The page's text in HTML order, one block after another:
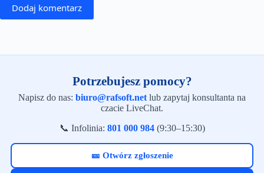
Dodaj komentarz
Potrzebujesz pomocy?
Napisz do nas: biuro@rafsoft.net lub zapytaj konsultanta na
czacie LiveChat.
📞 Infolinia: 801 000 984(9:30–15:30)
🎫 Otwórz zgłoszenie